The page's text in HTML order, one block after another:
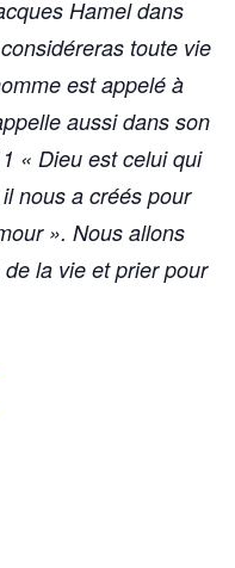
Hamel dans
toute vie
est appelé à
aussi dans son
« Dieu est celui qui
nous a créés pour
». Nous allons
la vie et prier pour